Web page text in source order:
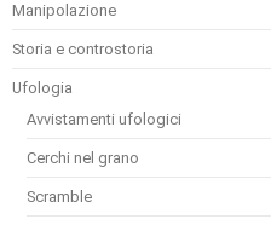
Manipolazione
Storia e controstoria
Ufologia
Avvistamenti ufologici
Cerchi nel grano
Scramble